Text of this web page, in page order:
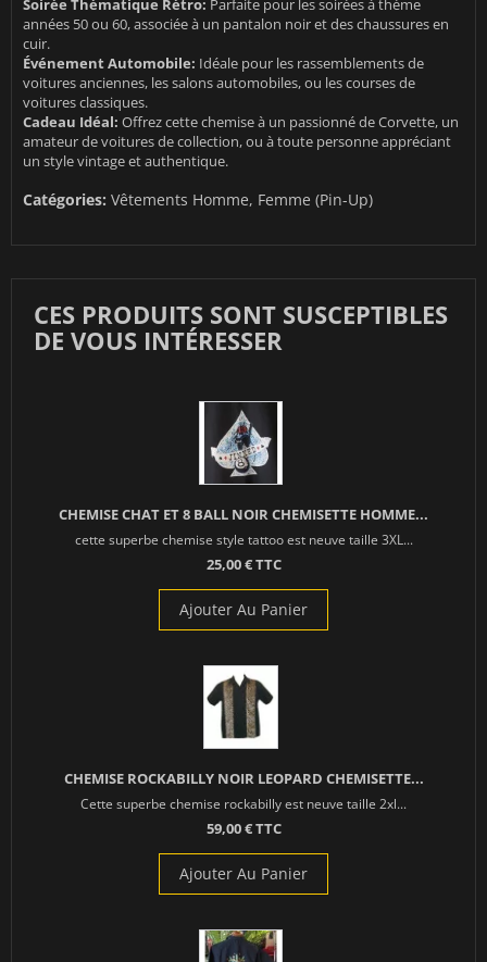
Soirée Thématique Rétro: Parfaite pour les soirées à thème
années 50 ou 60, associée à un pantalon noir et des chaussures en
cuir.
Événement Automobile: Idéale pour les rassemblements de
voitures anciennes, les salons automobiles, ou les courses de
voitures classiques.
Cadeau Idéal: Offrez cette chemise à un passionné de Corvette, un
amateur de voitures de collection, ou à toute personne appréciant
un style vintage et authentique.
Catégories: Vêtements Homme, Femme (Pin-Up)
CES PRODUITS SONT SUSCEPTIBLES
DE VOUS INTÉRESSER
CHEMISE CHAT ET 8 BALL NOIR CHEMISETTE HOMME...
cette superbe chemise style tattoo est neuve taille 3XL...
25,00 € TTC
Ajouter Au Panier
CHEMISE ROCKABILLY NOIR LEOPARD CHEMISETTE...
Cette superbe chemise rockabilly est neuve taille 2xl...
59,00 € TTC
Ajouter Au Panier